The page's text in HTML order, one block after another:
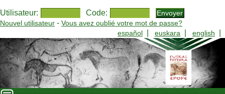
Utilisateur: Code:
Nouvel utilisateur - Vous avez oublié votre mot de passe?
español
euskara english